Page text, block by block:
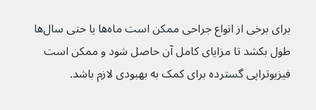
برای برخی از انواع جراحی ممکن است ماه‌ها یا حتی سال‌ها
طول بکشد تا مزایای کامل آن حاصل شود و ممکن است
فیزیوتراپی گسترده برای کمک به بهبودی لازم باشد.